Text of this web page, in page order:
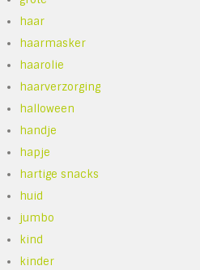
haar
haarmasker
haarolie
haarverzorging
halloween
handje
hapje
hartige snacks
huid
jumbo
kind
kinder